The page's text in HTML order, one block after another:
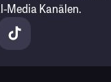
Media Kanälen.